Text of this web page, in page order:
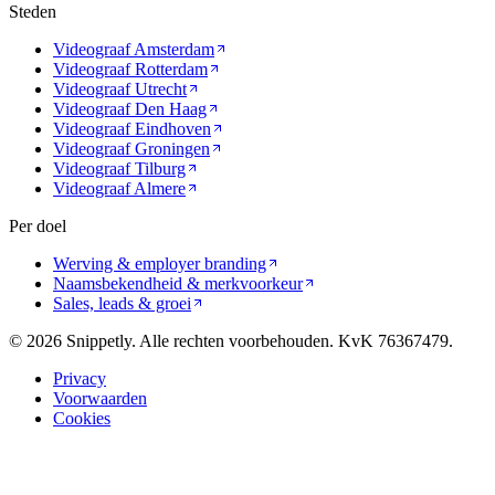
Steden
VideograafAmsterdam
VideograafRotterdam
VideograafUtrecht
VideograafDen Haag
VideograafEindhoven
VideograafGroningen
VideograafTilburg
VideograafAlmere
Per doel
Werving & employer branding
Naamsbekendheid & merkvoorkeur
Sales, leads & groei
© 2026 Snippetly. Alle rechten voorbehouden. KvK 76367479.
Privacy
Voorwaarden
Cookies